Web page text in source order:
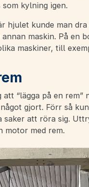
kylning igen.
hjulet kunde man
maskin. På en
maskiner, till
“lägga på en
gjort. Förr så
saker att röra sig.
motor med rem.